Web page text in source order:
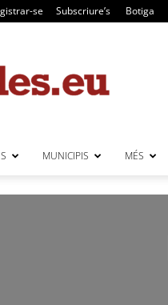
se Subscriure’s Botiga
MUNICIPIS MÉS